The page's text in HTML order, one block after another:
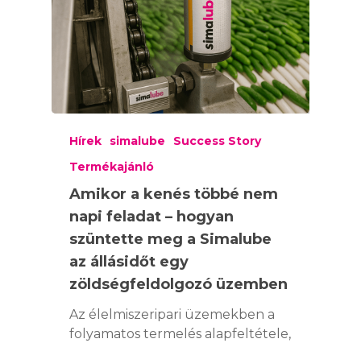
Hírek simalube
Success Story
Termékajánló
Amikor a kenés többé nem
napi feladat – hogyan
szüntette meg a Simalube
az állásidőt egy
zöldségfeldolgozó üzemben
Az élelmiszeripari üzemekben a
folyamatos termelés alapfeltétele,